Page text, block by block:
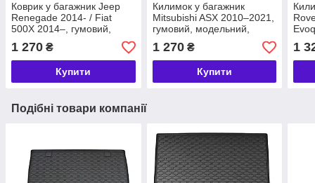
Коврик у багажник Jeep
Renegade 2014- / Fiat
500X 2014–, гумовий,
модельний, Rigum Чехія
(414011)
1 270 ₴
Купити
Килимок у багажник
Mitsubishi ASX 2010–2021,
гумовий, модельний,
Rigum Чехія (423020)
1 270₴
Купити
1
Подібні товари компанії